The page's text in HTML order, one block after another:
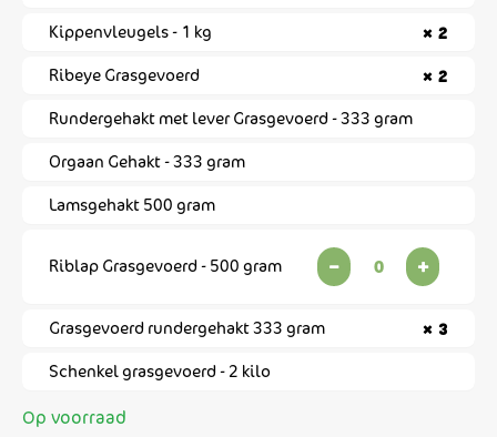
Kippenvleugels - 1 kg × 2
Ribeye Grasgevoerd × 2
Rundergehakt met lever Grasgevoerd - 333 gram
Orgaan Gehakt - 333 gram
Lamsgehakt 500 gram
Riblap Grasgevoerd - 500 gram - Riblap
Grasgevoerd
+
Grasgevoerd rundergehakt 333 gram × 3
Schenkel grasgevoerd - 2 kilo
Op voorraad